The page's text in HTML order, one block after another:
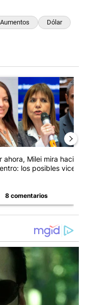
Aumentos Dólar
inflación en CABA
de tendencia con
ahora, Milei mira hacia
los posibles vices...
8 comentarios